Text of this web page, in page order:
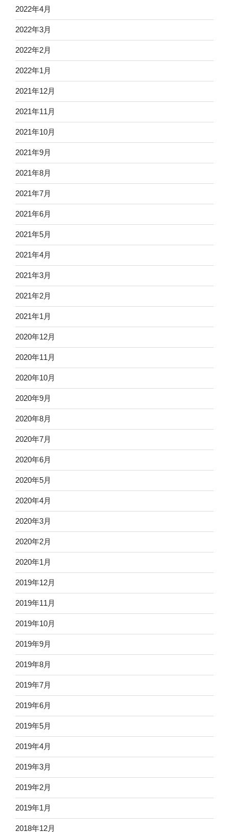
2022年4月
2022年3月
2022年2月
2022年1月
2021年12月
2021年11月
2021年10月
2021年9月
2021年8月
2021年7月
2021年6月
2021年5月
2021年4月
2021年3月
2021年2月
2021年1月
2020年12月
2020年11月
2020年10月
2020年9月
2020年8月
2020年7月
2020年6月
2020年5月
2020年4月
2020年3月
2020年2月
2020年1月
2019年12月
2019年11月
2019年10月
2019年9月
2019年8月
2019年7月
2019年6月
2019年5月
2019年4月
2019年3月
2019年2月
2019年1月
2018年12月